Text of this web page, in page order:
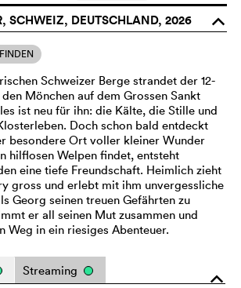
SCHWEIZ, DEUTSCHLAND, 2026 o
Schweizer Berge strandet der 12-
Mönchen auf dem Grossen Sankt
ist neu für ihn: die Kälte, die Stille und
Doch schon bald entdeckt
besondere Ort voller kleiner Wunder
hilflosen Welpen findet, entsteht
eine tiefe Freundschaft. Heimlich zieht
gross und erlebt mit ihm unvergessliche
Georg seinen treuen Gefährten zu
er all seinen Mut zusammen und
Weg in ein riesiges Abenteuer.
o
Streaming